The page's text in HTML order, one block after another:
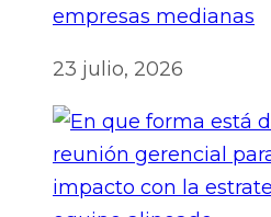
empresas medianas
23 julio, 2026